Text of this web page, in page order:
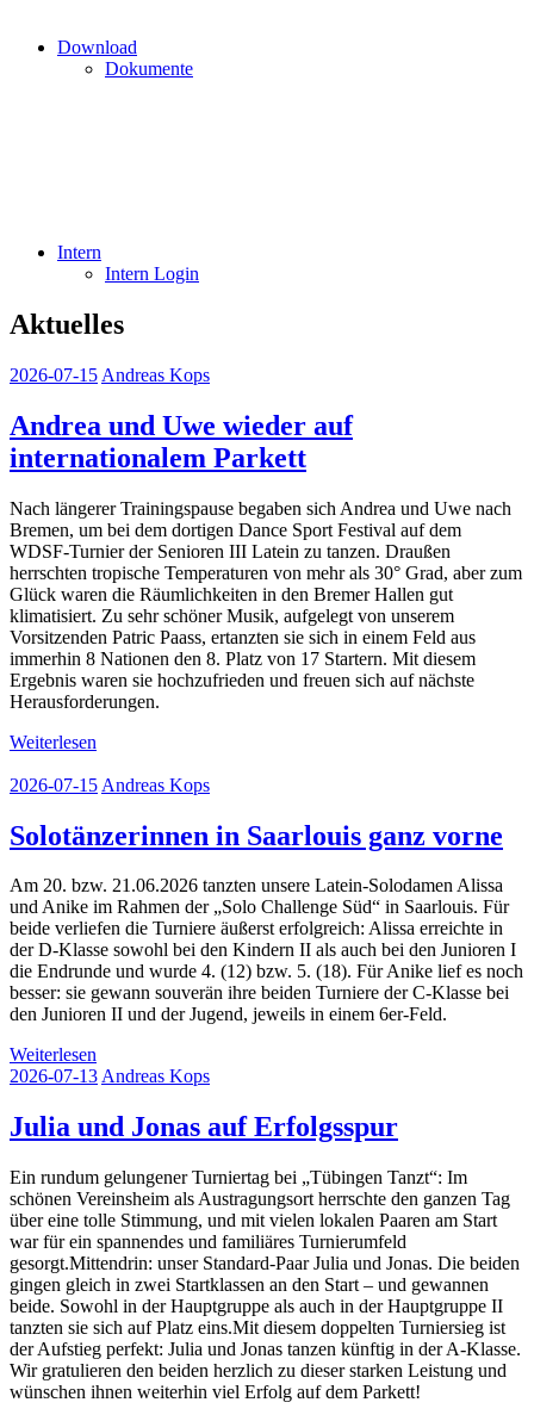
Download
Dokumente
Intern
Intern Login
Aktuelles
2026-07-15 Andreas Kops
Andrea und Uwe wieder auf
internationalem Parkett
Nach längerer Trainingspause begaben sich Andrea und Uwe nach
Bremen, um bei dem dortigen Dance Sport Festival auf dem
WDSF-Turnier der Senioren III Latein zu tanzen. Draußen
herrschten tropische Temperaturen von mehr als 30° Grad, aber zum
Glück waren die Räumlichkeiten in den Bremer Hallen gut
klimatisiert. Zu sehr schöner Musik, aufgelegt von unserem
Vorsitzenden Patric Paass, ertanzten sie sich in einem Feld aus
immerhin 8 Nationen den 8. Platz von 17 Startern. Mit diesem
Ergebnis waren sie hochzufrieden und freuen sich auf nächste
Herausforderungen.
Weiterlesen
2026-07-15 Andreas Kops
Solotänzerinnen in Saarlouis ganz vorne
Am 20. bzw. 21.06.2026 tanzten unsere Latein-Solodamen Alissa
und Anike im Rahmen der „Solo Challenge Süd“ in Saarlouis. Für
beide verliefen die Turniere äußerst erfolgreich: Alissa erreichte in
der D-Klasse sowohl bei den Kindern II als auch bei den Junioren I
die Endrunde und wurde 4. (12) bzw. 5. (18). Für Anike lief es noch
besser: sie gewann souverän ihre beiden Turniere der C-Klasse bei
den Junioren II und der Jugend, jeweils in einem 6er-Feld.
Weiterlesen
2026-07-13Andreas Kops
Julia und Jonas auf Erfolgsspur
Ein rundum gelungener Turniertag bei „Tübingen Tanzt“: Im
schönen Vereinsheim als Austragungsort herrschte den ganzen Tag
über eine tolle Stimmung, und mit vielen lokalen Paaren am Start
war für ein spannendes und familiäres Turnierumfeld
gesorgt.Mittendrin: unser Standard-Paar Julia und Jonas. Die beiden
gingen gleich in zwei Startklassen an den Start – und gewannen
beide. Sowohl in der Hauptgruppe als auch in der Hauptgruppe II
tanzten sie sich auf Platz eins.Mit diesem doppelten Turniersieg ist
der Aufstieg perfekt: Julia und Jonas tanzen künftig in der A-Klasse.
Wir gratulieren den beiden herzlich zu dieser starken Leistung und
wünschen ihnen weiterhin viel Erfolg auf dem Parkett!